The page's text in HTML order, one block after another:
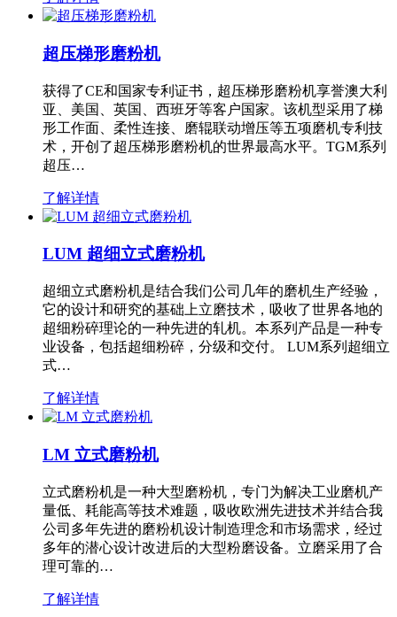
超压梯形磨粉机
获得了CE和国家专利证书，超压梯形磨粉机享誉澳大利
亚、美国、英国、西班牙等客户国家。该机型采用了梯
形工作面、柔性连接、磨辊联动增压等五项磨机专利技
术，开创了超压梯形磨粉机的世界最高水平。TGM系列
超压…
了解详情
LUM 超细立式磨粉机
超细立式磨粉机是结合我们公司几年的磨机生产经验，
它的设计和研究的基础上立磨技术，吸收了世界各地的
超细粉碎理论的一种先进的轧机。本系列产品是一种专
业设备，包括超细粉碎，分级和交付。 LUM系列超细立
式…
了解详情
LM 立式磨粉机
立式磨粉机是一种大型磨粉机，专门为解决工业磨机产
量低、耗能高等技术难题，吸收欧洲先进技术并结合我
公司多年先进的磨粉机设计制造理念和市场需求，经过
多年的潜心设计改进后的大型粉磨设备。立磨采用了合
理可靠的…
了解详情